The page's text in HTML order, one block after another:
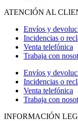
ATENCIÓN AL
Envíos y
Incidencias o
Venta telefónica
Trabaja con
Envíos y
Incidencias o
Venta telefónica
Trabaja con
INFORMACIÓN